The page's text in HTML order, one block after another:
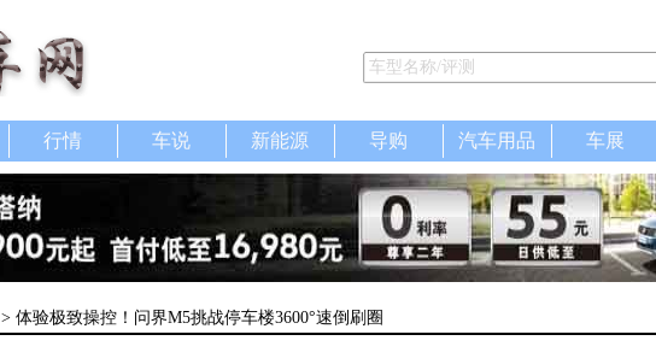
行情 车说 新能源 导购 汽车用品 车展
> 体验极致操控！问界M5挑战停车楼3600°速倒刷圈